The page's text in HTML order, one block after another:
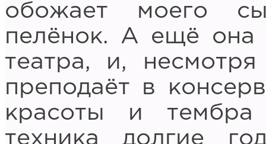
обожает моего
пелёнок. А ещё
театра, и,
преподаёт в
красоты и тембра
техника долгие